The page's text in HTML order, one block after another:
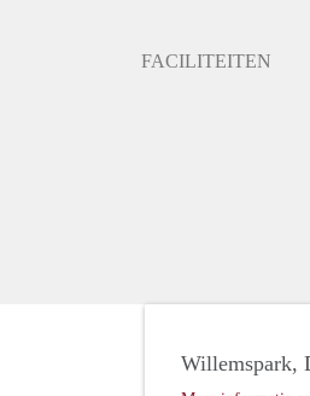
FACILITEITEN
Willemspark,